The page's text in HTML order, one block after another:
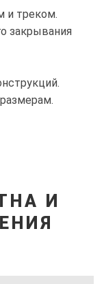
и треком.
закрывания
И